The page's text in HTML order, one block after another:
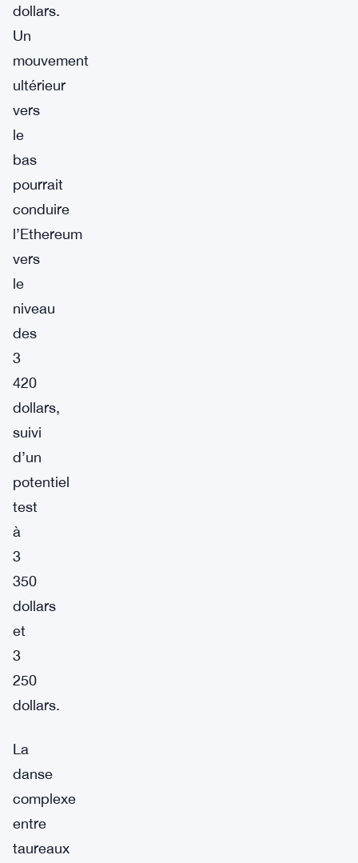
dollars.
Un
mouvement
ultérieur
vers
le
bas
pourrait
conduire
l’Ethereum
vers
le
niveau
des
3
420
dollars,
suivi
d’un
potentiel
test
à
3
350
dollars
et
3
250
dollars.
La
danse
complexe
entre
taureaux